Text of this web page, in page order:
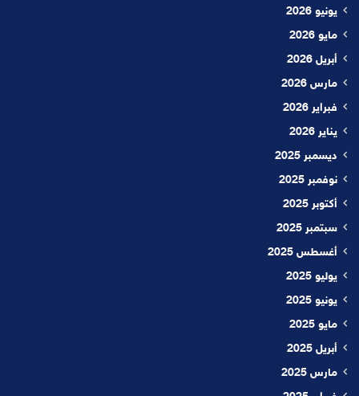
يونيو 2026
مايو 2026
أبريل 2026
مارس 2026
فبراير 2026
يناير 2026
ديسمبر 2025
نوفمبر 2025
أكتوبر 2025
سبتمبر 2025
أغسطس 2025
يوليو 2025
يونيو 2025
مايو 2025
أبريل 2025
مارس 2025